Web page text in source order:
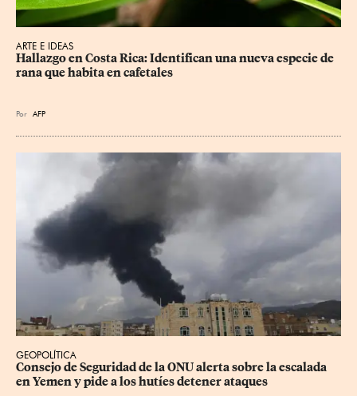
ARTE E IDEAS
Hallazgo en Costa Rica: Identifican una nueva especie de
rana que habita en cafetales
Por AFP
GEOPOLÍTICA
Consejo de Seguridad de la ONU alerta sobre la escalada
en Yemen y pide a los hutíes detener ataques